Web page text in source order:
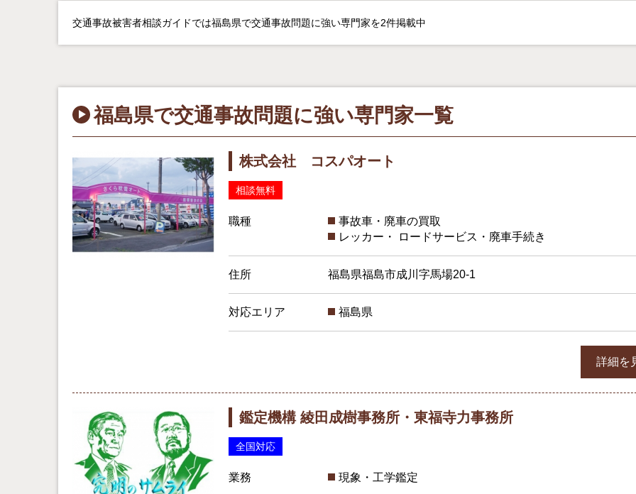
交通事故被害者相談ガイドでは福島県で交通事故問題に強い専門家を2件掲載中
福島県で交通事故問題に強い専門家一覧
株式会社 コスパオート
相談無料
職種
事故車・廃車の買取
レッカー・ ロードサービス・廃車手続き
住所 福島県福島市成川字馬場20-1
対応エリア 福島県
詳細を
鑑定機構 綾田成樹事務所・東福寺力事務所
全国対応
業務 現象・工学鑑定